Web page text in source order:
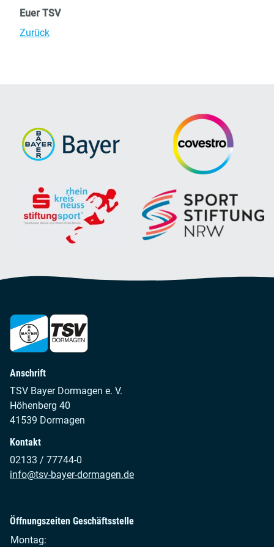
Euer TSV
Zurück
Anschrift
TSV Bayer Dormagen e. V.
Höhenberg 40
41539 Dormagen
Kontakt
02133 / 77744-0
info@tsv-bayer-dormagen.de
Öffnungszeiten Geschäftsstelle
Montag: